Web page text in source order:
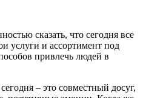
сказать, что сегодня все
услуги и ассортимент под
привлечь людей в
– это совместный досуг,